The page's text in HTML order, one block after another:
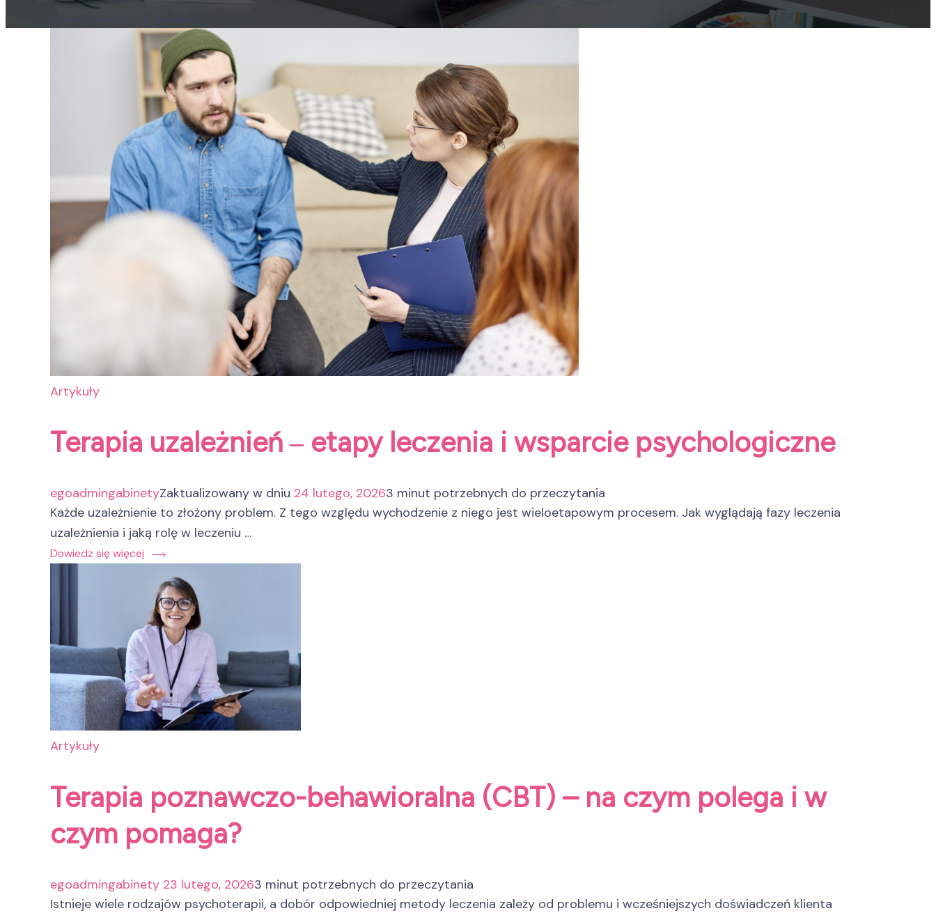
Wyświetlanie 10 z 12 wyników
Artykuły
Terapia uzależnień ‒ etapy leczenia i wsparcie psychologiczne
egoadmingabinetyZaktualizowany w dniu 24 lutego, 20263 minut potrzebnych do przeczytania
Każde uzależnienie to złożony problem. Z tego względu wychodzenie z niego jest wieloetapowym procesem. Jak wyglądają fazy leczenia
uzależnienia i jaką rolę w leczeniu …
Dowiedz się więcej
Artykuły
Terapia poznawczo-behawioralna (CBT) – na czym polega i w
czym pomaga?
egoadmingabinety 23 lutego, 20263 minut potrzebnych do przeczytania
Istnieje wiele rodzajów psychoterapii, a dobór odpowiedniej metody leczenia zależy od problemu i wcześniejszych doświadczeń klienta